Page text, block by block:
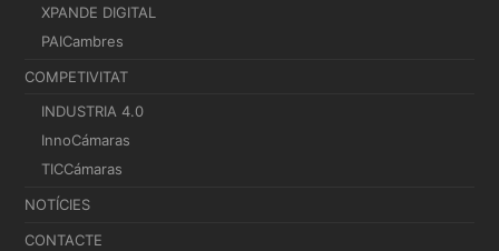
XPANDE DIGITAL
PAICambres
COMPETIVITAT
INDUSTRIA 4.0
InnoCámaras
TICCámaras
NOTÍCIES
CONTACTE